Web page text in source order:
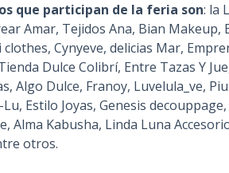
que participan de la feria son: la
Amar, Tejidos Ana, Bian Makeup,
Cynyeve, delicias Mar,
Dulce Colibrí, Entre Tazas Y
Algo Dulce, Franoy, Luvelula_ve,
Estilo Joyas, Genesis
Alma Kabusha, Linda Luna
otros.